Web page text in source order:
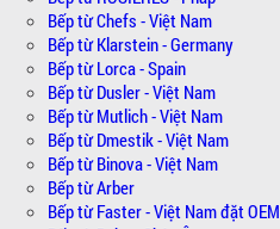
Bếp từ Chefs - Việt Nam
Bếp từ Klarstein - Germany
Bếp từ Lorca - Spain
Bếp từ Dusler - Việt Nam
Bếp từ Mutlich - Việt Nam
Bếp từ Dmestik - Việt Nam
Bếp từ Binova - Việt Nam
Bếp từ Arber
Bếp từ Faster - Việt Nam đặt OEM